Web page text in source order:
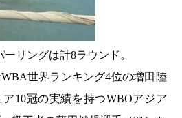
リングは計8ラウンド。
世界ランキング4位の増田陸
10冠の実績を持つWBOアジア